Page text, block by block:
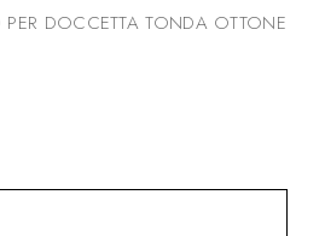
DOCCETTA TONDA OTTONE